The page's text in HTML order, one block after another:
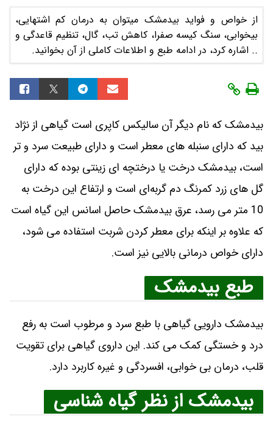
از خواص و فواید بیدمشک میتوان به درمان کم اشتهایی،
بیخوابی، سنگ کیسه صفرا، کاهش تب، گال، تنظیم قاعدگی و
.. اشاره کرد، در ادامه طبع و اطلاعات کاملی از آن بخوانید.
بیدمشک که نام دیگر آن سالیکس کاپری است گیاهی از نژاد
بید که دارای سنبله‌ های معطر است و دارای طبیعت سرد و تر
است، بیدمشک درخت یا درختچه‌ ای زینتی بوده که دارای
گل‌ های زرد کمرنگ دم‌ گربه‌ای است و ارتفاع این درخت به
10 متر می‌ رسد، عرق بیدمشک حاصل اسانس این گیاه است
که علاوه بر اینکه برای معطر کردن شربت استفاده می‌ شود،
دارای خواص درمانی بالایی نیز است.
طبع بیدمشک
بیدمشک دارویی گیاهی با طبع سرد و مرطوب است به رفع
درد و خستگی کمک می‌ کند. این داروی گیاهی برای تقویت
قلب، درمان بی‌ خوابی، افسردگی و غیره کاربرد دارد.
بیدمشک از نظر گیاه شناسی